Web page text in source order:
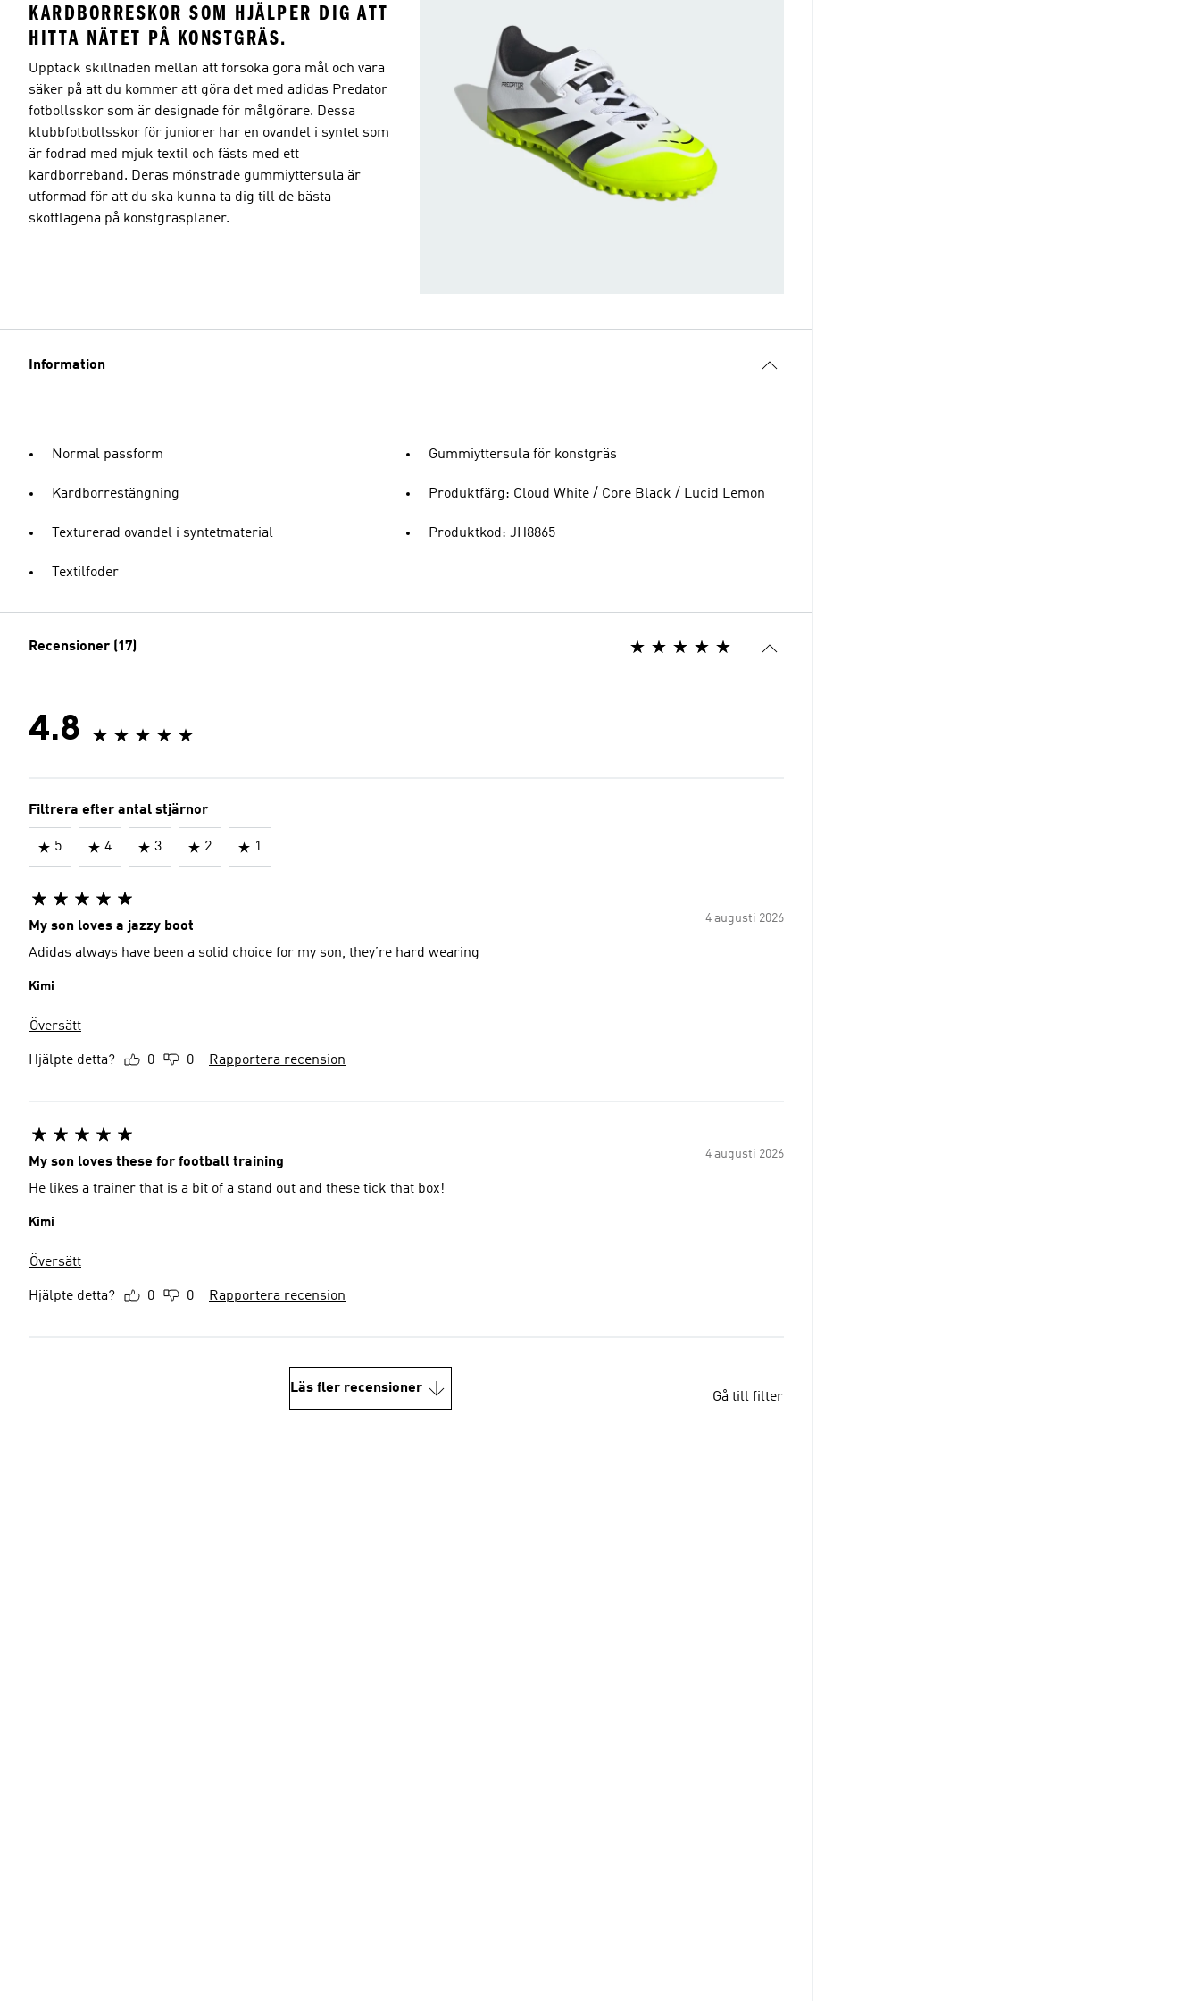
KARDBORRESKOR SOM HJÄLPER DIG ATT
HITTA NÄTET PÅ KONSTGRÄS.
Upptäck skillnaden mellan att försöka göra mål och vara
säker på att du kommer att göra det med adidas Predator
fotbollsskor som är designade för målgörare. Dessa
klubbfotbollsskor för juniorer har en ovandel i syntet som
är fodrad med mjuk textil och fästs med ett
kardborreband. Deras mönstrade gummiyttersula är
utformad för att du ska kunna ta dig till de bästa
skottlägena på konstgräsplaner.
Information
Normal passform
Kardborrestängning
Texturerad ovandel i syntetmaterial
Textilfoder
Gummiyttersula för konstgräs
Produktfärg: Cloud White / Core Black / Lucid Lemon
Produktkod: JH8865
Recensioner (17)
4.8
Filtrera efter antal stjärnor
5 4 3 2 1
4 augusti 2026
My son loves a jazzy boot
Adidas always have been a solid choice for my son, they’re hard wearing
Kimi
Översätt
Hjälpte detta? 0 0 Rapportera recension
4 augusti 2026
My son loves these for football training
He likes a trainer that is a bit of a stand out and these tick that box!
Kimi
Översätt
Hjälpte detta? 0 0 Rapportera recension
Läs fler recensioner
Gå till filter